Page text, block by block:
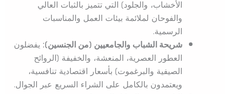
الأخشاب، والجلود) التي تتميز بالثبات العالي
والفوحان لملائمة بيئات العمل والمناسبات
الرسمية.
شريحة الشباب والجامعيين (من الجنسين):يفضلون
العطور العصرية، المنعشة، والخفيفة (الروائح
الصيفية والبرغموت) بأسعار اقتصادية تنافسية،
ويعتمدون بالكامل على الشراء السريع عبر الجوال.